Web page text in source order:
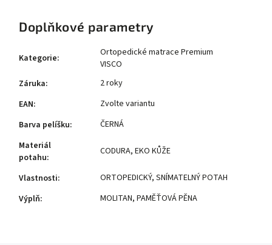
Doplňkové parametry
Kategorie:
Ortopedické matrace Premium
VISCO
Záruka:
2 roky
EAN:
Zvolte variantu
Barva pelíšku:
ČERNÁ
Materiál
potahu:
CODURA, EKO KŮŽE
Vlastnosti: ORTOPEDICKÝ, SNÍMATELNÝ POTAH
Výplň: MOLITAN, PAMĚŤOVÁ PĚNA